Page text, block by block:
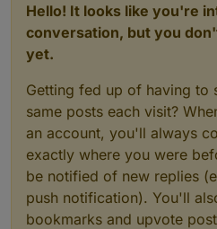
Hello! It looks like you're
conversation, but you
yet.
Getting fed up of having to
same posts each visit?
an account, you'll always
exactly where you were
be notified of new replies
push notification). You'll
bookmarks and upvote